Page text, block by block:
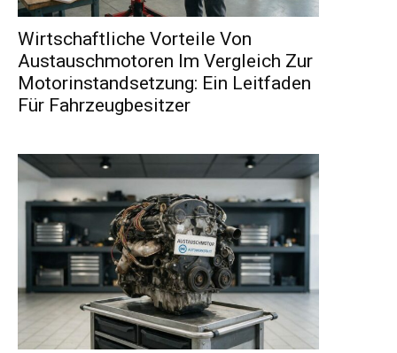
Wirtschaftliche Vorteile Von
Austauschmotoren Im Vergleich Zur
Motorinstandsetzung: Ein Leitfaden
Für Fahrzeugbesitzer